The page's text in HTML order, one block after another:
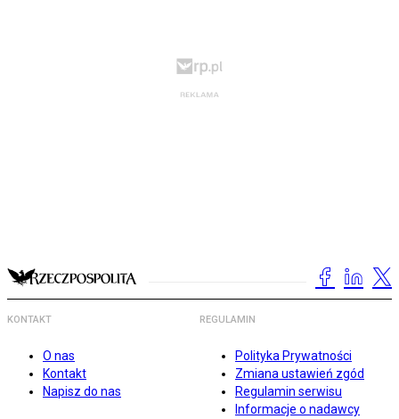
KONTAKT
O nas
Kontakt
Napisz do nas
REGULAMIN
Polityka Prywatności
Zmiana ustawień zgód
Regulamin serwisu
Informacje o nadawcy